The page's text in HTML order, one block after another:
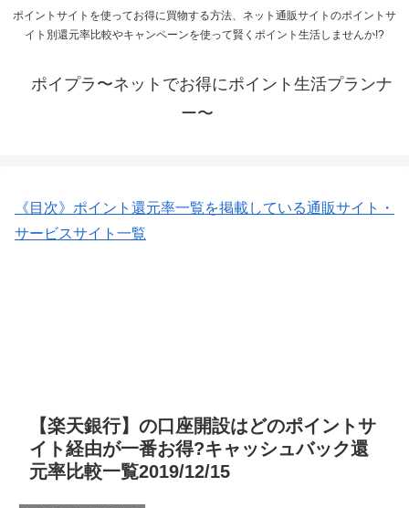
ポイントサイトを使ってお得に買物する方法、ネット通販サイトのポイントサ
イト別還元率比較やキャンペーンを使って賢くポイント生活しませんか!?
ポイプラ〜ネットでお得にポイント生活プランナ
ー〜
《目次》ポイント還元率一覧を掲載している通販サイト・
サービスサイト一覧
【楽天銀行】の口座開設はどのポイントサ
イト経由が一番お得?キャッシュバック還
元率比較一覧2019/12/15